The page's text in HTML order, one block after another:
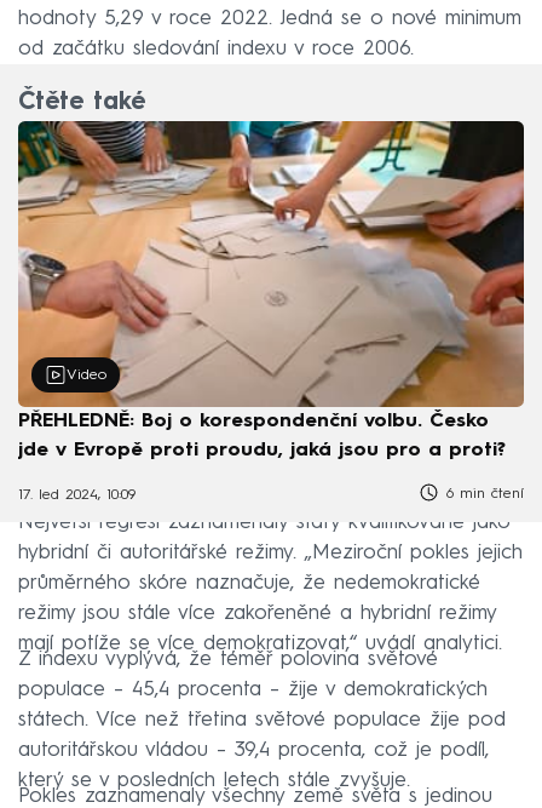
hodnoty 5,29 v roce 2022. Jedná se o nové minimum
od začátku sledování indexu v roce 2006.
Čtěte také
Video
PŘEHLEDNĚ: Boj o korespondenční volbu. Česko
jde v Evropě proti proudu, jaká jsou pro a proti?
17. led 2024, 10:09 6 min čtení
Největší regresi zaznamenaly státy kvalifikované jako
hybridní či autoritářské režimy. „Meziroční pokles jejich
průměrného skóre naznačuje, že nedemokratické
režimy jsou stále více zakořeněné a hybridní režimy
mají potíže se více demokratizovat,“ uvádí analytici.
Z indexu vyplývá, že téměř polovina světové
populace – 45,4 procenta – žije v demokratických
státech. Více než třetina světové populace žije pod
autoritářskou vládou – 39,4 procenta, což je podíl,
který se v posledních letech stále zvyšuje.
Pokles zaznamenaly všechny země světa s jedinou